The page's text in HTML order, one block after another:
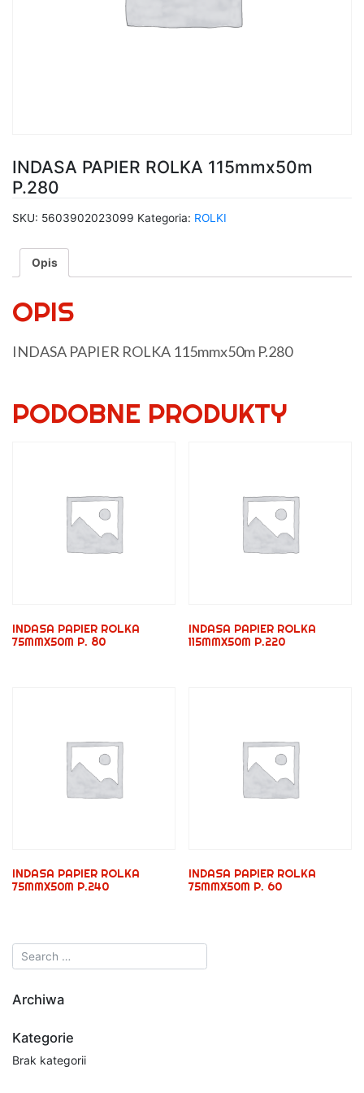
INDASA PAPIER ROLKA 115mmx50m
P.280
SKU: 5603902023099 Kategoria: ROLKI
Opis
OPIS
INDASA PAPIER ROLKA 115mmx50m P.280
PODOBNE PRODUKTY
INDASA PAPIER ROLKA
75MMX50M P. 80
INDASA PAPIER ROLKA
115MMX50M P.220
INDASA PAPIER ROLKA
75MMX50M P.240
INDASA PAPIER ROLKA
75MMX50M P. 60
Archiwa
Kategorie
Brak kategorii